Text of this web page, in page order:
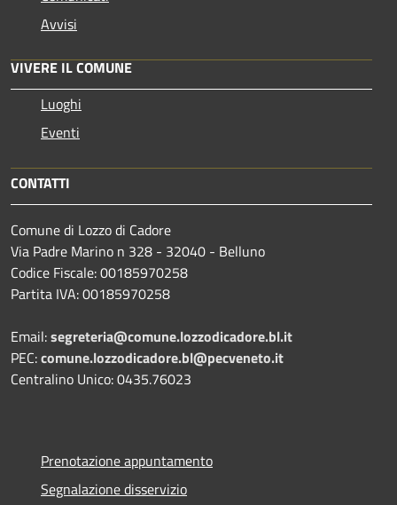
Avvisi
VIVERE IL COMUNE
Luoghi
Eventi
CONTATTI
Comune di Lozzo di Cadore
Via Padre Marino n 328 - 32040 - Belluno
Codice Fiscale: 00185970258
Partita IVA: 00185970258
Email:segreteria@comune.lozzodicadore.bl.it
PEC:comune.lozzodicadore.bl@pecveneto.it
Centralino Unico: 0435.76023
Prenotazione appuntamento
Segnalazione disservizio